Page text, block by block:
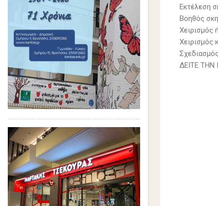
Εκτέλεση
Βοηθός
Χειρισμός
Χειρισμός
ΔΕΙΤΕ ΤΗΝ